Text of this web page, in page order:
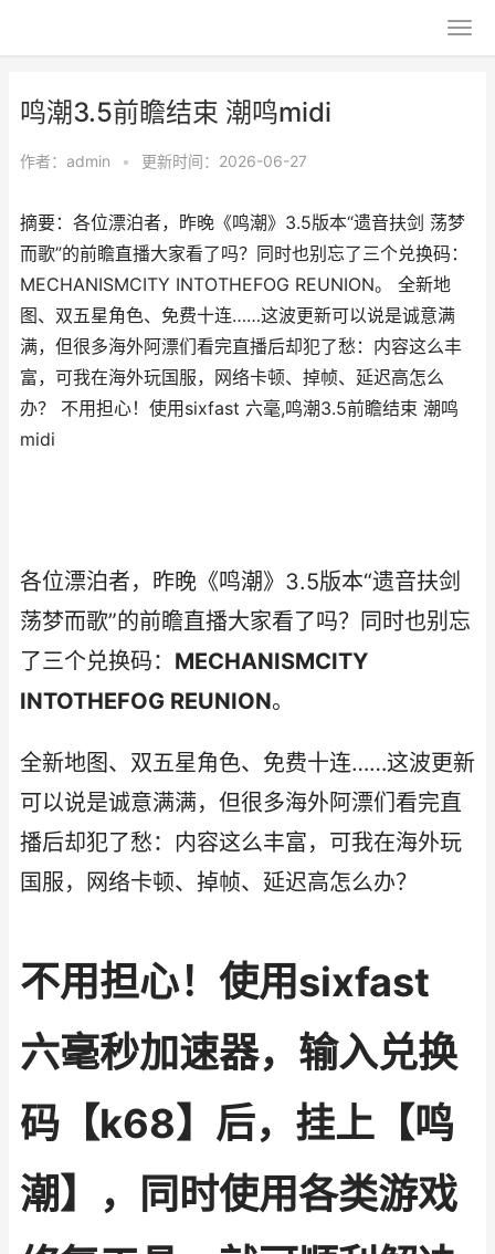
鸣潮3.5前瞻结束 潮鸣midi
作者： admin • 更新时间：2026-06-27
摘要：各位漂泊者，昨晚《鸣潮》3.5版本“遗音扶剑 荡梦
而歌”的前瞻直播大家看了吗？同时也别忘了三个兑换码：
MECHANISMCITY INTOTHEFOG REUNION。 全新地
图、双五星角色、免费十连……这波更新可以说是诚意满
满，但很多海外阿漂们看完直播后却犯了愁：内容这么丰
富，可我在海外玩国服，网络卡顿、掉帧、延迟高怎么
办？ 不用担心！使用sixfast 六毫,鸣潮3.5前瞻结束 潮鸣
midi
各位漂泊者，昨晚《鸣潮》3.5版本“遗音扶剑
荡梦而歌”的前瞻直播大家看了吗？同时也别忘
了三个兑换码： MECHANISMCITY
INTOTHEFOG REUNION。
全新地图、双五星角色、免费十连……这波更新
可以说是诚意满满，但很多海外阿漂们看完直
播后却犯了愁：内容这么丰富，可我在海外玩
国服，网络卡顿、掉帧、延迟高怎么办？
不用担心！使用sixfast
六毫秒加速器，输入兑换
码【k68】后，挂上【鸣
潮】，同时使用各类游戏